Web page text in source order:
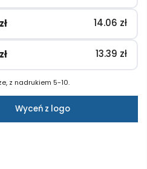
zł 14.06 zł
zł 13.39 zł
z nadrukiem 5-10.
Wyceń z logo